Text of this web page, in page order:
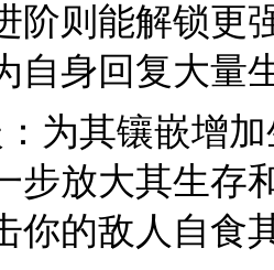
阶则能解锁更
自身回复大量
为其镶嵌增
步放大其生存
你的敌人自食